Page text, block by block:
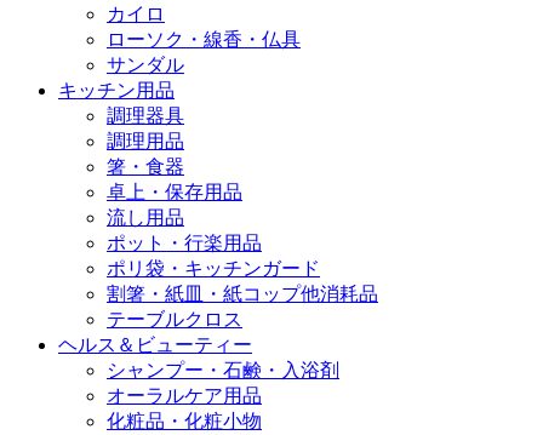
カイロ
ローソク・線香・仏具
サンダル
キッチン用品
調理器具
調理用品
箸・食器
卓上・保存用品
流し用品
ポット・行楽用品
ポリ袋・キッチンガード
割箸・紙皿・紙コップ他消耗品
テーブルクロス
ヘルス＆ビューティー
シャンプー・石鹸・入浴剤
オーラルケア用品
化粧品・化粧小物